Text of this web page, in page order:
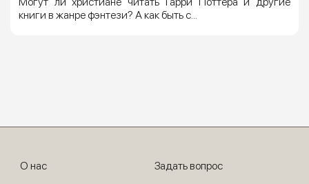
книги в жанре фэнтези? А как быть с...
О нас Задать вопрос